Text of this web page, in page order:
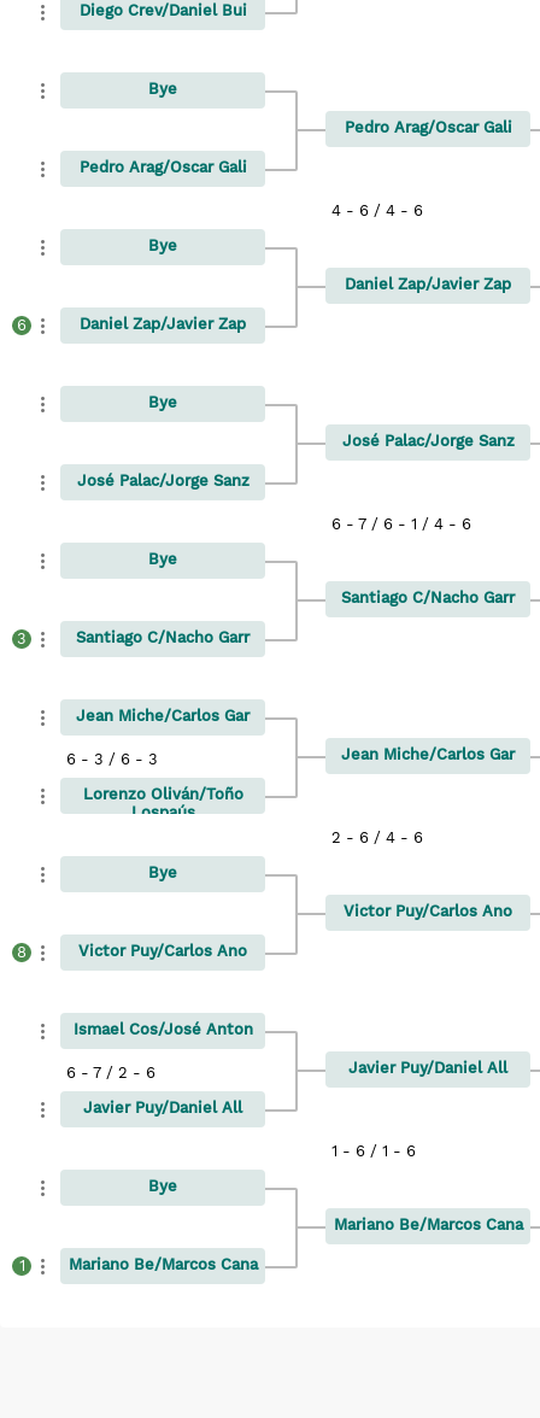
Diego Crev/Daniel Bui
Bye
Pedro Arag/Oscar Gali
Bye
6 Daniel Zap/Javier Zap
Bye
José Palac/Jorge Sanz
Bye
3 Santiago C/Nacho Garr
Jean Miche/Carlos Gar
Lorenzo Oliván/Toño
Lospaús
6 - 3 / 6 - 3
Bye
8 Victor Puy/Carlos Ano
Ismael Cos/José Anton
Javier Puy/Daniel All
6 - 7 / 2 - 6
Bye
1 Mariano Be/Marcos Cana
Pedro Arag/Oscar Gali
Daniel Zap/Javier Zap
4 - 6 / 4 - 6
José Palac/Jorge Sanz
Santiago C/Nacho Garr
6 - 7 / 6 - 1 / 4 - 6
Jean Miche/Carlos Gar
Victor Puy/Carlos Ano
2 - 6 / 4 - 6
Javier Puy/Daniel All
Mariano Be/Marcos Cana
1 - 6 / 1 - 6